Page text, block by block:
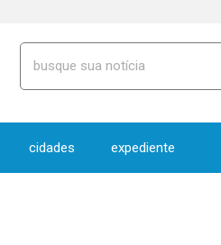
cidades expediente